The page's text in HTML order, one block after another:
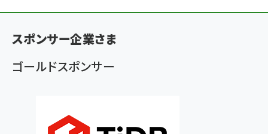
ン
く
ず
スポンサー企業さま
ゴールドスポンサー